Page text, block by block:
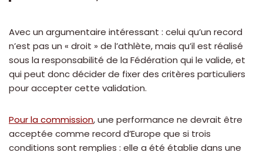
Avec un argumentaire intéressant : celui qu’un record
n’est pas un « droit » de l’athlète, mais qu’il est réalisé
sous la responsabilité de la Fédération qui le valide, et
qui peut donc décider de fixer des critères particuliers
pour accepter cette validation.
Pour la commission, une performance ne devrait être
acceptée comme record d’Europe que si trois
conditions sont remplies : elle a été établie dans une